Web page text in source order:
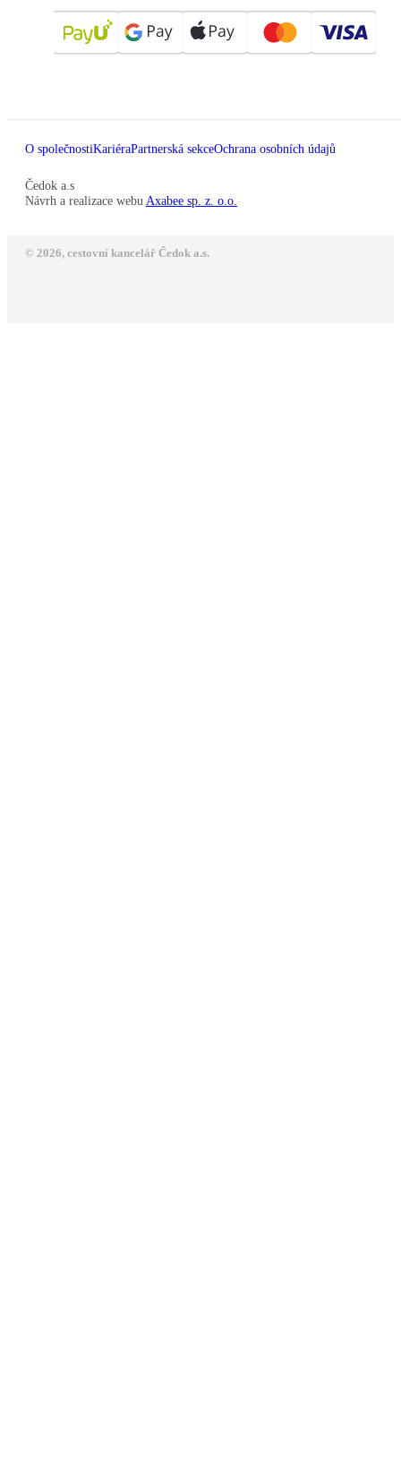
O společnostiKariéraPartnerská sekceOchrana osobních údajů
Čedok a.s
Návrh a realizace webu Axabee sp. z. o.o.
© 2026, cestovní kancelář Čedok a.s.